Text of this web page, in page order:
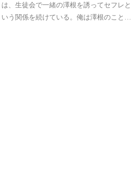
は、生徒会で一緒の澤根を誘ってセフレと
いう関係を続けている。俺は澤根のことが